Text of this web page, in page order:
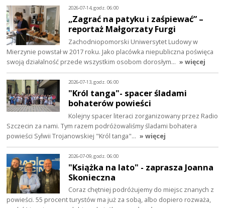
2026-07-14, godz. 06:00
„Zagrać na patyku i zaśpiewać” –
reportaż Małgorzaty Furgi
Zachodniopomorski Uniwersytet Ludowy w
Mierzynie powstał w 2017 roku. Jako placówka niepubliczna poświęca
swoją działalność przede wszystkim osobom dorosłym… » więcej
2026-07-13, godz. 06:00
"Król tanga"- spacer śladami
bohaterów powieści
Kolejny spacer literaci zorganizowany przez Radio
Szczecin za nami. Tym razem podróżowaliśmy śladami bohatera
powieści Sylwii Trojanowskiej "Król tanga"… » więcej
2026-07-09, godz. 06:00
"Książka na lato" - zaprasza Joanna
Skonieczna
Coraz chętniej podróżujemy do miejsc znanych z
powieści. 55 procent turystów ma już za sobą, albo dopiero rozważa,